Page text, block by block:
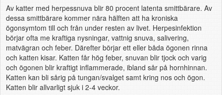
Av katter med herpessnuva blir 80 procent latenta smittbärare. Av
dessa smittbärare kommer nära hälften att ha kroniska
ögonsymtom till och från under resten av livet. Herpesinfektion
börjar ofta me kraftiga nysningar, vattnig snuva, salivering,
matvägran och feber. Därefter börjar ett eller båda ögonen rinna
och katten kisar. Katten får hög feber, snuvan blir tjock och varig
och ögonen blir kraftigt inflammerade, ibland sår på hornhinnan.
Katten kan bli sårig på tungan/svalget samt kring nos och ögon.
Katten blir allvarligt sjuk i 2-4 veckor.